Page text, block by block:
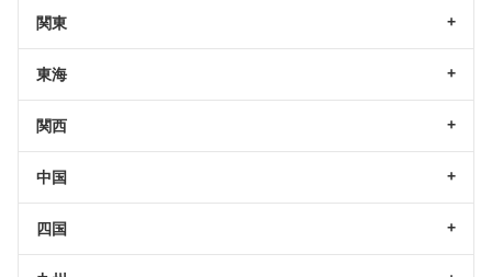
関東
東海
関西
中国
四国